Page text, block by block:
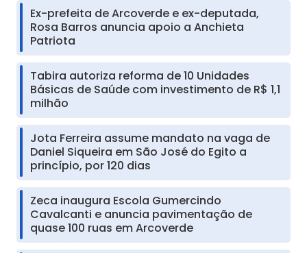
Ex-prefeita de Arcoverde e ex-deputada,
Rosa Barros anuncia apoio a Anchieta
Patriota
Tabira autoriza reforma de 10 Unidades
Básicas de Saúde com investimento de R$ 1,1
milhão
Jota Ferreira assume mandato na vaga de
Daniel Siqueira em São José do Egito a
princípio, por 120 dias
Zeca inaugura Escola Gumercindo
Cavalcanti e anuncia pavimentação de
quase 100 ruas em Arcoverde